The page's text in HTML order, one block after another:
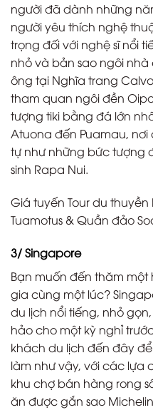
người đã dành những
người yêu thích nghệ
trọng đối với nghệ sĩ nổi
nhỏ và bản sao ngôi
ông tại Nghĩa trang
tham quan ngôi đền
tượng tiki bằng đá lớn
Atuona đến Puamau,
tự như những bức tượng
sinh Rapa Nui.
Giá tuyến Tour du
Tuamotus & Quần đảo
3/ Singapore
Bạn muốn đến thăm
gia cùng một lúc?
du lịch nổi tiếng, nhỏ
hảo cho một kỳ nghỉ
khách du lịch đến đây
làm như vậy, với các lựa
khu chợ bán hàng rong
ăn được gắn sao